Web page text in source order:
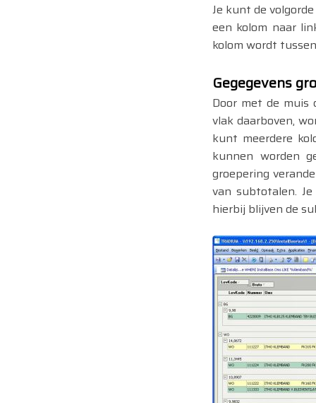
Je kunt de
een kolom naar
kolom wordt
Gegegevens g
Door met de
vlak daarboven,
kunt meerdere
kunnen worden
groepering
van subtotalen.
hierbij blijven de